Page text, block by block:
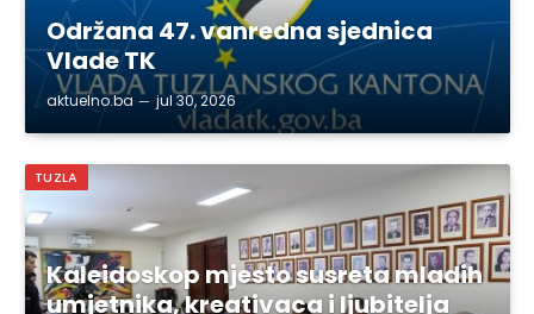
Održana 47. vanredna sjednica
Vlade TK
aktuelno.ba jul 30, 2026
TUZLA
Kaleidoskop mjesto susreta mladih
umjetnika, kreativaca i ljubitelja